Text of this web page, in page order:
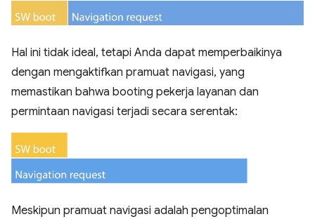
Hal ini tidak ideal, tetapi Anda dapat memperbaikinya
dengan mengaktifkan pramuat navigasi, yang
memastikan bahwa booting pekerja layanan dan
permintaan navigasi terjadi secara serentak:
Meskipun pramuat navigasi adalah pengoptimalan